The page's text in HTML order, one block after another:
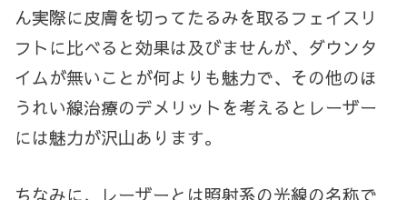
ん実際に皮膚を切ってたるみを取るフェイスリ
フトに比べると効果は及びませんが、ダウンタ
イムが無いことが何よりも魅力で、その他のほ
うれい線治療のデメリットを考えるとレーザー
には魅力が沢山あります。
ちなみに、レーザーとは照射系の光線の名称で